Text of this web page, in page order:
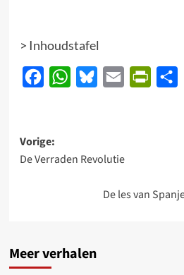
> Inhoudstafel
FacebookWhatsApp
BlueskyEmail
Bericht
navigatie
Vorige:
De Verraden Revolutie
De les van
Meer verhalen